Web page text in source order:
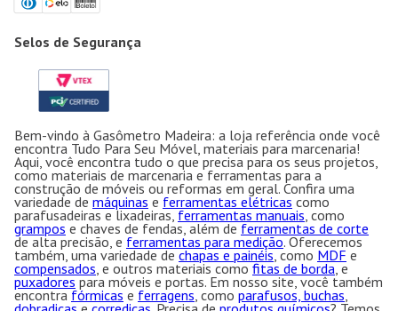
Selos de Segurança
Bem-vindo à Gasômetro Madeira: a loja referência onde você
encontra Tudo Para Seu Móvel, materiais para marcenaria!
Aqui, você encontra tudo o que precisa para os seus projetos,
como materiais de marcenaria e ferramentas para a
construção de móveis ou reformas em geral. Confira uma
variedade de máquinas e ferramentas elétricas como
parafusadeiras e lixadeiras, ferramentas manuais, como
grampos e chaves de fendas, além de ferramentas de corte
de alta precisão, e ferramentas para medição. Oferecemos
também, uma variedade de chapas e painéis, como MDF e
compensados, e outros materiais como fitas de borda, e
puxadores para móveis e portas. Em nosso site, você também
encontra fórmicas e ferragens, como parafusos, buchas,